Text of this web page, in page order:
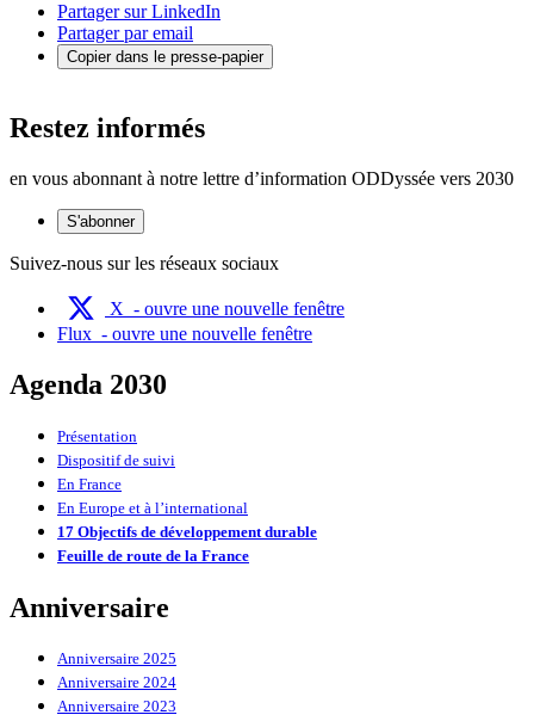
Partager sur LinkedIn
Partager par email
Copier dans le presse-papier
Restez informés
en vous abonnant à notre lettre d’information ODDyssée vers 2030
S'abonner
Suivez-nous sur les réseaux sociaux
X - ouvre une nouvelle fenêtre
Flux - ouvre une nouvelle fenêtre
Agenda 2030
Présentation
Dispositif de suivi
En France
En Europe et à l’international
17 Objectifs de développement durable
Feuille de route de la France
Anniversaire
Anniversaire 2025
Anniversaire 2024
Anniversaire 2023